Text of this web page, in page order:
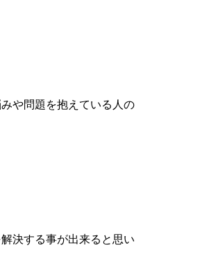
や問題を抱えている人の
決する事が出来ると思い